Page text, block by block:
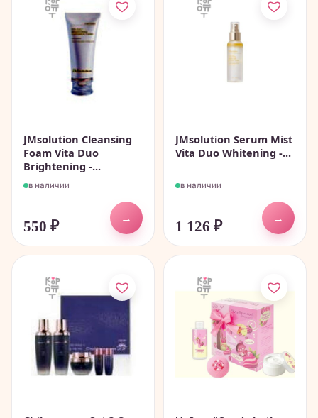
JMsolution Cleansing
Foam Vita Duo
Brightening -...
в наличии
550 ₽
→
JMsolution Serum Mist
Vita Duo Whitening -...
в наличии
1 126 ₽
→